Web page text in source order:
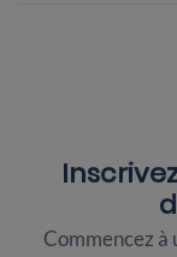
Commencez à